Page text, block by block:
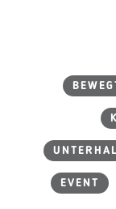
EVENT